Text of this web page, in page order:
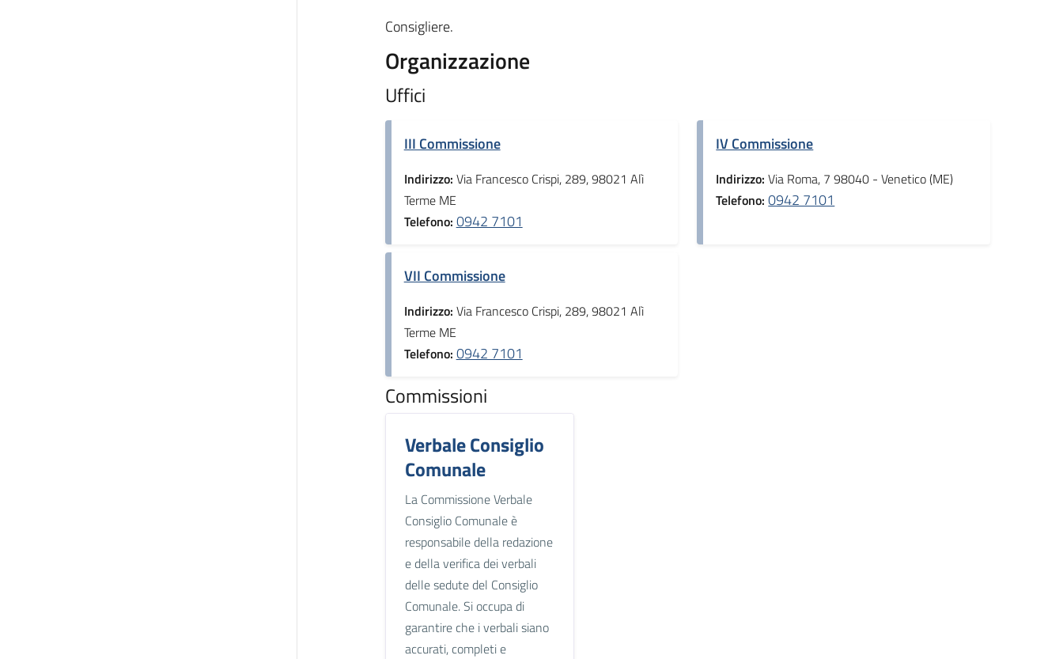
Consigliere.
Organizzazione
Uffici
III Commissione
Indirizzo: Via Francesco Crispi, 289, 98021 Alì
Terme ME
Telefono: 0942 7101
IV Commissione
Indirizzo:Via Roma, 7 98040 - Venetico (ME)
Telefono:0942 7101
VII Commissione
Indirizzo: Via Francesco Crispi, 289, 98021 Alì
Terme ME
Telefono: 0942 7101
Commissioni
Verbale Consiglio
Comunale
La Commissione Verbale
Consiglio Comunale è
responsabile della redazione
e della verifica dei verbali
delle sedute del Consiglio
Comunale. Si occupa di
garantire che i verbali siano
accurati, completi e